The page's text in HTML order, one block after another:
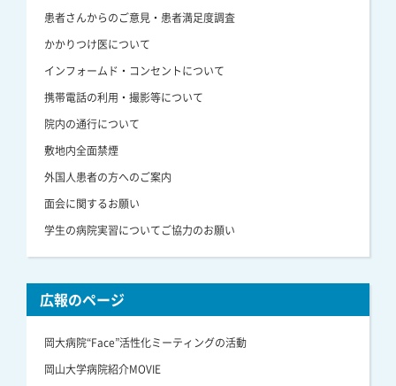
患者さんからのご意見・患者満足度調査
かかりつけ医について
インフォームド・コンセントについて
携帯電話の利用・撮影等について
院内の通行について
敷地内全面禁煙
外国人患者の方へのご案内
面会に関するお願い
学生の病院実習についてご協力のお願い
広報のページ
岡大病院“Face”活性化ミーティングの活動
岡山大学病院紹介MOVIE